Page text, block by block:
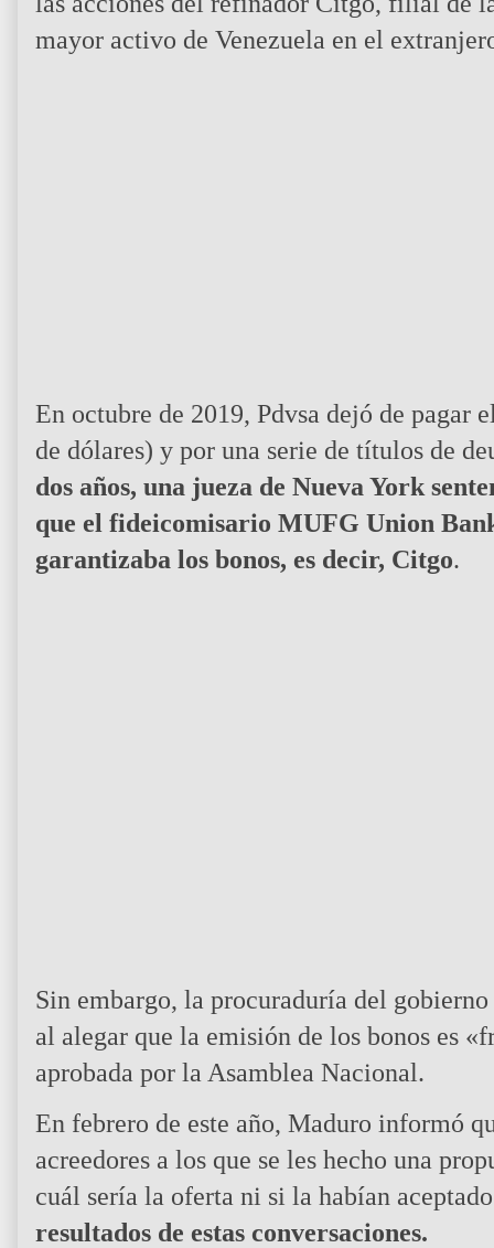
mayor activo de Venezuela en el
En octubre de 2019, Pdvsa dejó de pagar
de dólares) y por una serie de títulos de
dos años, una jueza de Nueva York
que el fideicomisario MUFG Union
garantizaba los bonos, es decir, Citgo.
Sin embargo, la procuraduría del
al alegar que la emisión de los bonos es
aprobada por la Asamblea Nacional.
En febrero de este año, Maduro informó
acreedores a los que se les hecho una
cuál sería la oferta ni si la habían
resultados de estas conversaciones.